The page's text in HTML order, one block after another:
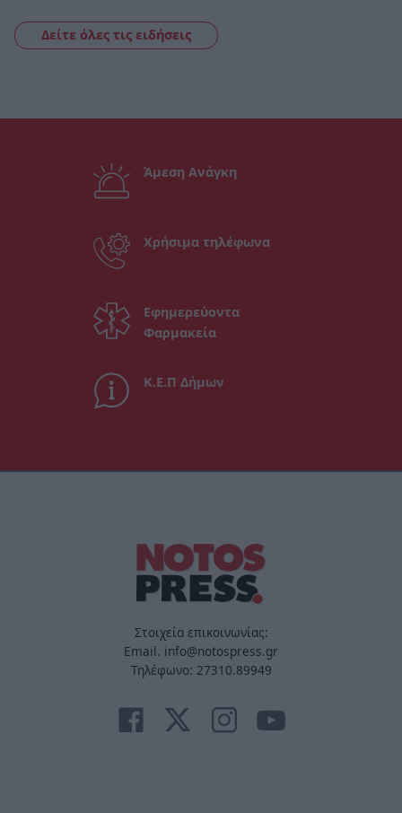
Δείτε όλες τις ειδήσεις
Άμεση Ανάγκη
Χρήσιμα τηλέφωνα
Εφημερεύοντα
Φαρμακεία
Κ.Ε.Π Δήμων
Στοιχεία επικοινωνίας:
Email. info@notospress.gr
Τηλέφωνο: 27310.89949